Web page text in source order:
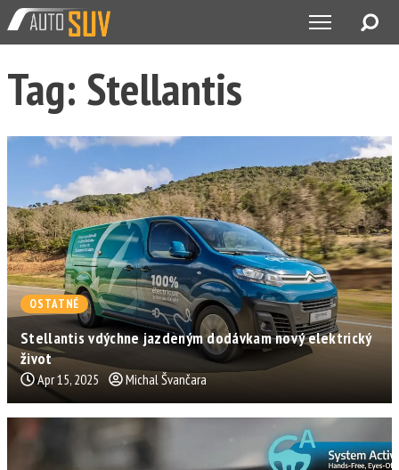
Tag: Stellantis
OSTATNÉ
Stellantis vdýchne jazdeným dodávkam nový elektrický
život
Apr 15, 2025 Michal Švančara